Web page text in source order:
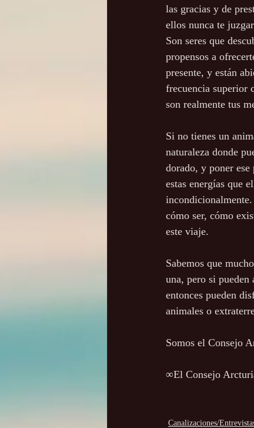
las gracias y de
ellos nunca te
Son seres que
propensos a
presente, y están
frecuencia superior
son realmente tus
Si no tienes un
naturaleza donde
dorado, y poner
estas energías que
incondicionalmente.
cómo ser, cómo
este viaje.
Sabemos que
una, pero si pueden
entonces pueden
animales o
Somos el Consejo
∞El Consejo
Canalizaciones/